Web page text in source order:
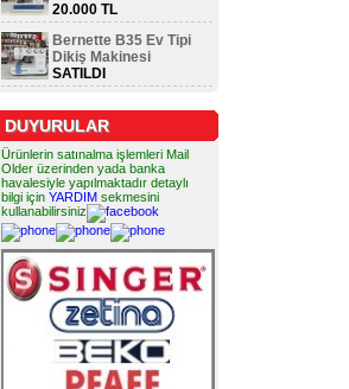
20.000 TL
Bernette B35 Ev Tipi
Dikiş Makinesi
SATILDI
DUYURULAR
Ürünlerin satınalma işlemleri Mail
Older üzerinden yada banka
havalesiyle yapılmaktadır detaylı
bilgi için YARDIM sekmesini
kullanabilirsiniz